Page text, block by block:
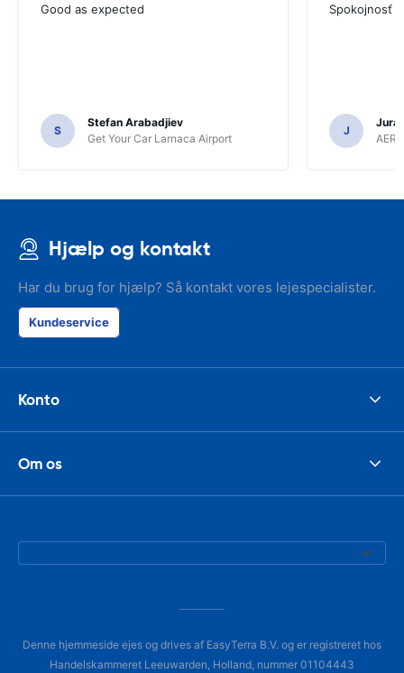
Good as expected
S
Stefan Arabadjiev
Get Your Car Larnaca Airport
Spokojnosť
J
Juraj
Hjælp og kontakt
Har du brug for hjælp? Så kontakt vores lejespecialister.
Kundeservice
Konto
Om os
Denne hjemmeside ejes og drives af EasyTerra B.V. og er registreret hos
Handelskammeret Leeuwarden, Holland, nummer 01104443